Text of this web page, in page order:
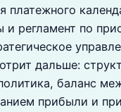
платежного
и регламент по
дальше:
баланс
прибыли и